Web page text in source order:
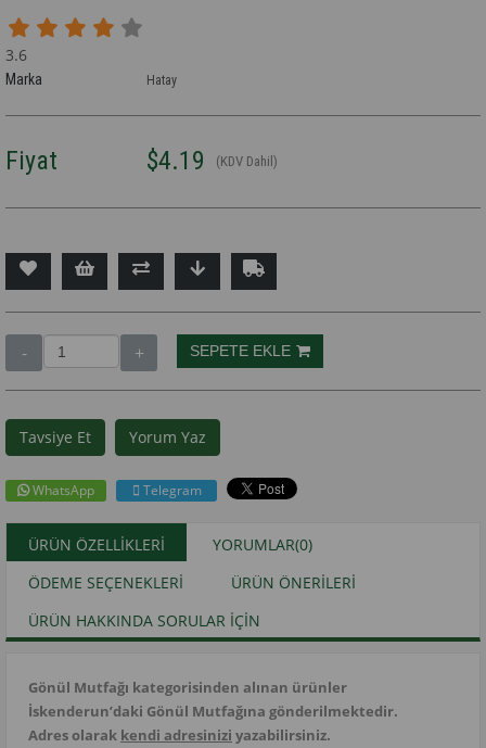
3.6
Marka Hatay
Fiyat $4.19 (KDV Dahil)
Tavsiye Et Yorum Yaz
WhatsApp Telegram
ÜRÜN ÖZELLIKLERI YORUMLAR(0)
ÖDEME SEÇENEKLERI
ÜRÜN ÖNERILERI
ÜRÜN HAKKINDA SORULAR İÇIN
Gönül Mutfağı kategorisinden alınan ürünler
İskenderun’daki Gönül Mutfağına gönderilmektedir.
Adres olarak kendi adresinizi yazabilirsiniz.